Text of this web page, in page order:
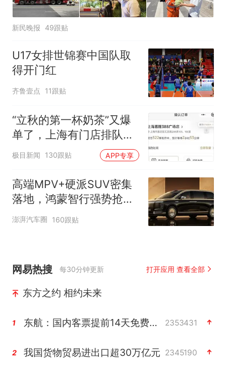
新民晚报 49跟贴
U17女排世锦赛中国队取
得开门红
齐鲁壹点 11跟贴
“立秋的第一杯奶茶”又爆
单了，上海有门店排队超
500杯，店员：今天奶茶
店都很忙，要等2个多小
时
极目新闻 130跟贴 APP专享
高端MPV+硬派SUV密集
落地，鸿蒙智行强势抢占
自主高端市场制高点
澎湃汽车圈 160跟贴
网易热搜 每30分钟更新 打开应用 查看全部
东方之约 相约未来
1 东航：国内客票提前14天免费退改 2353431
2 我国货物贸易进出口超30万亿元 2345190